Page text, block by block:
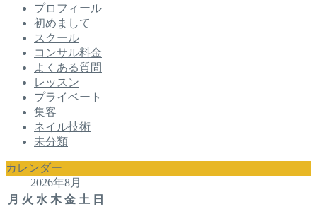
プロフィール
初めまして
スクール
コンサル料金
よくある質問
レッスン
プライベート
集客
ネイル技術
未分類
カレンダー
2026年8月
月 火 水 木 金 土 日